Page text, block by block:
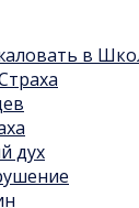
в
дух